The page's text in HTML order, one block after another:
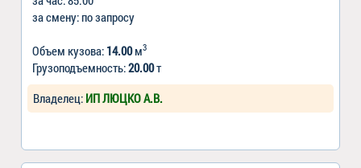
за смену: по запросу
Объем кузова: 14.00м3
Грузоподъемность:20.00т
Владелец: ИП ЛЮЦКО А.В.